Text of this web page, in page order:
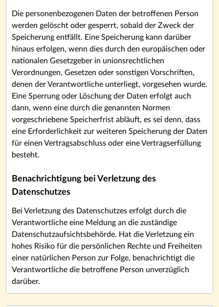
Die personenbezogenen Daten der betroffenen Person
werden gelöscht oder gesperrt, sobald der Zweck der
Speicherung entfällt. Eine Speicherung kann darüber
hinaus erfolgen, wenn dies durch den europäischen oder
nationalen Gesetzgeber in unionsrechtlichen
Verordnungen, Gesetzen oder sonstigen Vorschriften,
denen der Verantwortliche unterliegt, vorgesehen wurde.
Eine Sperrung oder Löschung der Daten erfolgt auch
dann, wenn eine durch die genannten Normen
vorgeschriebene Speicherfrist abläuft, es sei denn, dass
eine Erforderlichkeit zur weiteren Speicherung der Daten
für einen Vertragsabschluss oder eine Vertragserfüllung
besteht.
Benachrichtigung bei Verletzung des
Datenschutzes
Bei Verletzung des Datenschutzes erfolgt durch die
Verantwortliche eine Meldung an die zuständige
Datenschutzaufsichtsbehörde. Hat die Verletzung ein
hohes Risiko für die persönlichen Rechte und Freiheiten
einer natürlichen Person zur Folge, benachrichtigt die
Verantwortliche die betroffene Person unverzüglich
darüber.